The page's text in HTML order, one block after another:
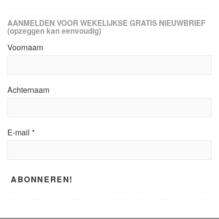
AANMELDEN VOOR WEKELIJKSE GRATIS NIEUWBRIEF
(opzeggen kan eenvoudig)
Voornaam
Achternaam
E-mail *